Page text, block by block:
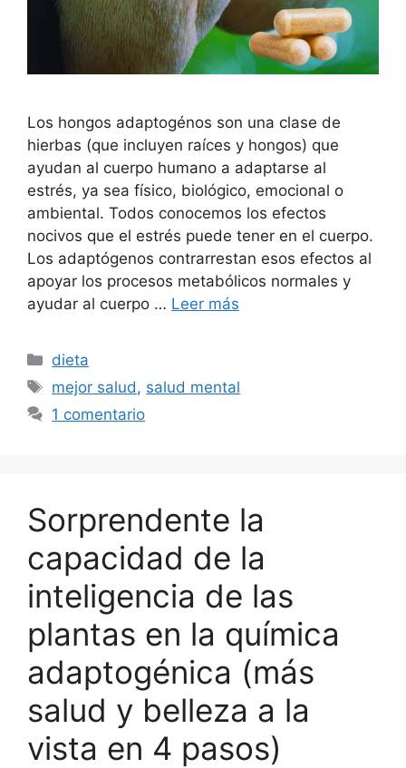
Los hongos adaptogénos son una clase de
hierbas (que incluyen raíces y hongos) que
ayudan al cuerpo humano a adaptarse al
estrés, ya sea físico, biológico, emocional o
ambiental. Todos conocemos los efectos
nocivos que el estrés puede tener en el cuerpo.
Los adaptógenos contrarrestan esos efectos al
apoyar los procesos metabólicos normales y
ayudar al cuerpo … Leer más
Categorías
dieta
Etiquetas
mejor salud , salud mental
1 comentario
Sorprendente la
capacidad de la
inteligencia de las
plantas en la química
adaptogénica (más
salud y belleza a la
vista en 4 pasos)